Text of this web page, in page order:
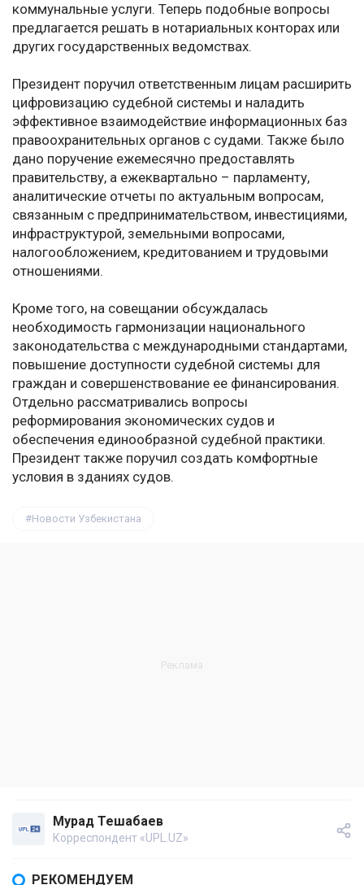
коммунальные услуги. Теперь подобные вопросы
предлагается решать в нотариальных конторах или
других государственных ведомствах.
Президент поручил ответственным лицам расширить
цифровизацию судебной системы и наладить
эффективное взаимодействие информационных баз
правоохранительных органов с судами. Также было
дано поручение ежемесячно предоставлять
правительству, а ежеквартально – парламенту,
аналитические отчеты по актуальным вопросам,
связанным с предпринимательством, инвестициями,
инфраструктурой, земельными вопросами,
налогообложением, кредитованием и трудовыми
отношениями.
Кроме того, на совещании обсуждалась
необходимость гармонизации национального
законодательства с международными стандартами,
повышение доступности судебной системы для
граждан и совершенствование ее финансирования.
Отдельно рассматривались вопросы
реформирования экономических судов и
обеспечения единообразной судебной практики.
Президент также поручил создать комфортные
условия в зданиях судов.
Новости Узбекистана
Мурад Тешабаев
Корреспондент «UPL.UZ»
РЕКОМЕНДУЕМ